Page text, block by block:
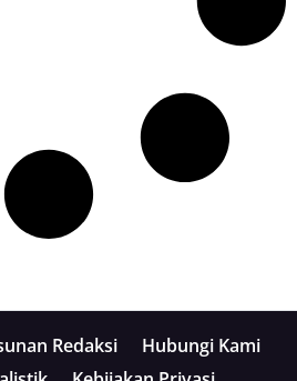
Redaksi
Hubungi Kami